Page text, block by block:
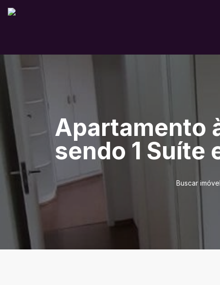
Apartamento
sendo 1 Suíte
Buscar imóvel